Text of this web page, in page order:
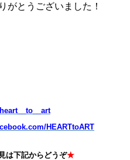
がとうございました！
HEARTtoART
は下記からどうぞ★